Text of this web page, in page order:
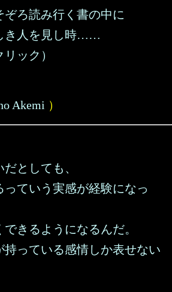
ぞろ読み行く書の中に
き人を見し時……
ック）
Akemi ）
としても、
っていう実感が経験になっ
きるようになるんだ。
持っている感情しか表せない